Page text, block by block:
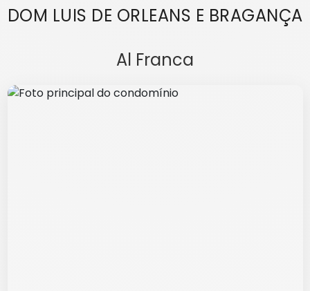
DOM LUIS DE ORLEANS E BRAGANÇA
Al Franca